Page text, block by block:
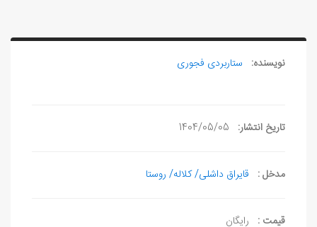
نویسنده: ستاربردی فجوری
تاریخ انتشار: 1404/05/05
مدخل : قایراق داشلی/ کلاله/ روستا
قیمت : رایگان